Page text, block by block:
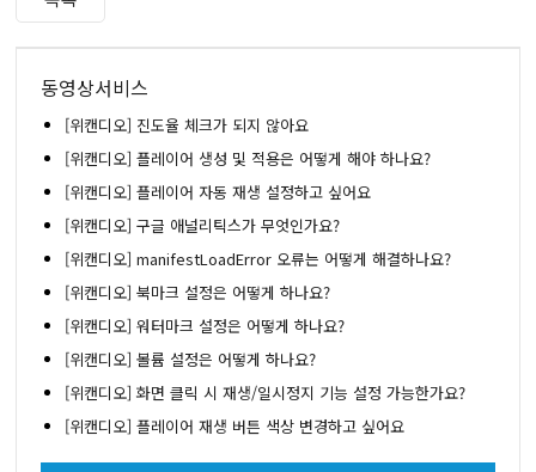
동영상서비스
[위캔디오] 진도율 체크가 되지 않아요
[위캔디오] 플레이어 생성 및 적용은 어떻게 해야 하나요?
[위캔디오] 플레이어 자동 재생 설정하고 싶어요
[위캔디오] 구글 애널리틱스가 무엇인가요?
[위캔디오] manifestLoadError 오류는 어떻게 해결하나요?
[위캔디오] 북마크 설정은 어떻게 하나요?
[위캔디오] 워터마크 설정은 어떻게 하나요?
[위캔디오] 볼륨 설정은 어떻게 하나요?
[위캔디오] 화면 클릭 시 재생/일시정지 기능 설정 가능한가요?
[위캔디오] 플레이어 재생 버튼 색상 변경하고 싶어요